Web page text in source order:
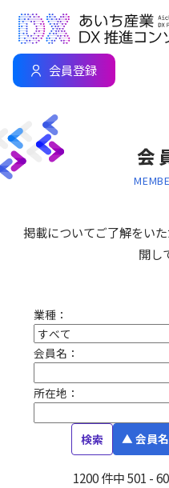
会員登録
会
掲載についてご了解をい
開し
業種：
会員名：
所在地：
検索 ▲ 会員
1200 件中 501 -